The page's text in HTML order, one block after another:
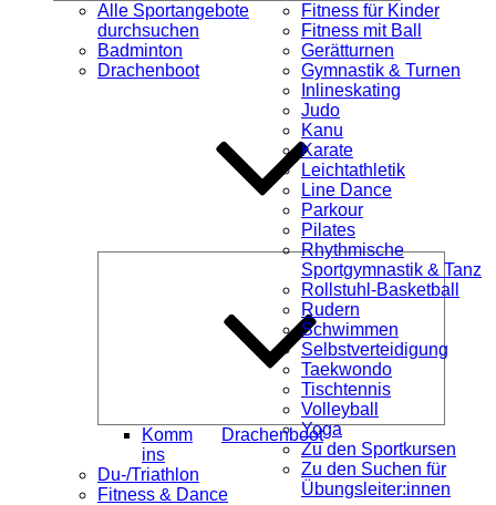
Alle Sportangebote
durchsuchen
Badminton
Drachenboot
öffnen
Komm
ins
Drachenboot
Du-/Triathlon
Fitness & Dance
Fitness für Kinder
Fitness mit Ball
Gerätturnen
Gymnastik & Turnen
Inlineskating
Judo
Kanu
Karate
Leichtathletik
Line Dance
Parkour
Pilates
Rhythmische
Sportgymnastik & Tanz
Rollstuhl-Basketball
Rudern
Schwimmen
Selbstverteidigung
Taekwondo
Tischtennis
Volleyball
Yoga
Zu den Sportkursen
Zu den Suchen für
Übungsleiter:innen